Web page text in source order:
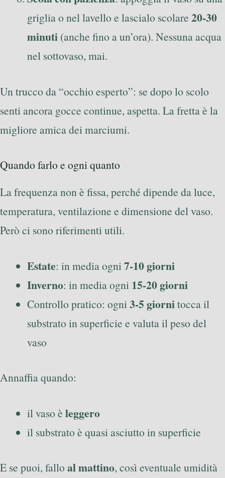
griglia o nel lavello e lascialo scolare 20-30
minuti (anche fino a un’ora). Nessuna acqua
nel sottovaso, mai.
Un trucco da “occhio esperto”: se dopo lo scolo
senti ancora gocce continue, aspetta. La fretta è la
migliore amica dei marciumi.
Quando farlo e ogni quanto
La frequenza non è fissa, perché dipende da luce,
temperatura, ventilazione e dimensione del vaso.
Però ci sono riferimenti utili.
Estate: in media ogni7-10 giorni
Inverno: in media ogni 15-20 giorni
Controllo pratico: ogni3-5 giornitocca il
substrato in superficie e valuta il peso del
vaso
Annaffia quando:
il vaso è leggero
il substrato è quasi asciutto in superficie
E se puoi, fallo al mattino, così eventuale umidità